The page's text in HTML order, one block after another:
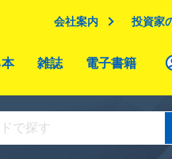
会社案内 投資家
雑誌 電子書籍